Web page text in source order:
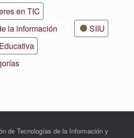
en TIC
la información
SIIU
de Tecnologías de la Información y